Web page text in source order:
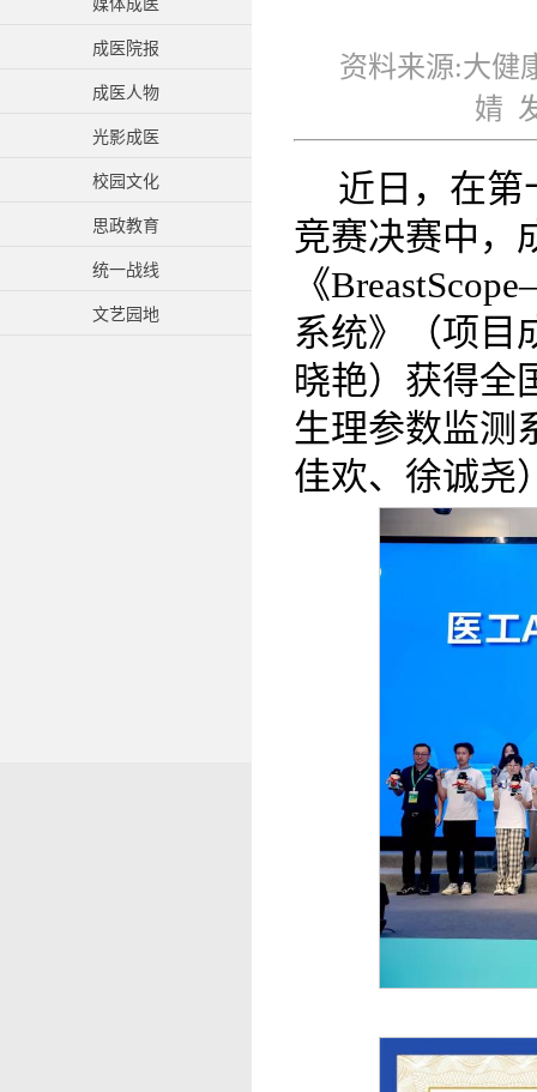
媒体成医
成医院报
成医人物
光影成医
校园文化
思政教育
统一战线
文艺园地
资料来源:大健
婧
近日，在第
竞赛决赛中，
《
系统》（项目
晓艳）获得全
生理参数监测
佳欢、徐诚尧